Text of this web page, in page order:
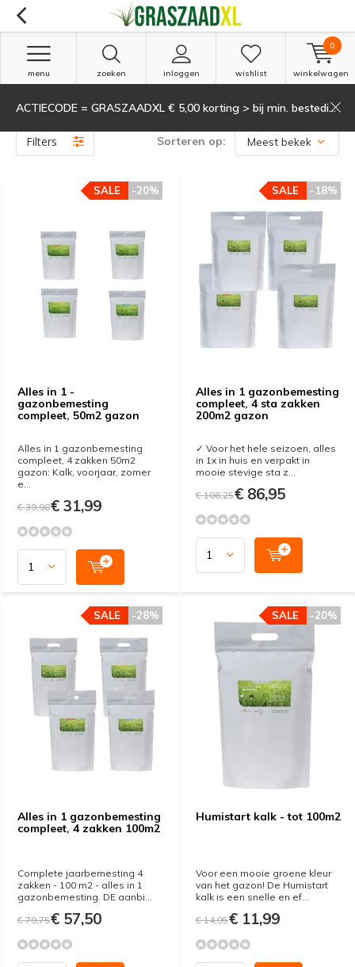
zoeken inloggen
menu wishlist winkelwagen
0
ACTIECODE = GRASZAADXL € 5,00 korting > bij min. besteding van 135,-
Producten getagd met Humistart (9)
Filters Sorteren op:
Alles in 1 -
gazonbemesting
compleet, 50m2 gazon
-20%
SALE
Alles in 1 gazonbemesting
compleet, 4 zakken 50m2
gazon: Kalk, voorjaar, zomer
e...
€ 39,98€ 31,99
Alles in 1 gazonbemesting
compleet, 4 sta zakken
200m2 gazon
-18%
SALE
✓ Voor het hele seizoen, alles
in 1x in huis en verpakt in
mooie stevige sta z...
€ 106,25€ 86,95
Alles in 1 gazonbemesting
compleet, 4 zakken 100m2
-28%
SALE
Complete jaarbemesting 4
zakken - 100 m2 - alles in 1
gazonbemesting. DE aanbi...
€ 79,75€ 57,50
Humistart kalk - tot 100m2
-20%
SALE
Voor een mooie groene kleur
van het gazon! De Humistart
kalk is een snelle en ef...
€ 14,95€ 11,99